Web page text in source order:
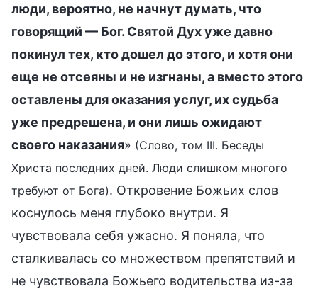
люди, вероятно, не начнут думать, что
говорящий — Бог. Святой Дух уже давно
покинул тех, кто дошел до этого, и хотя они
еще не отсеяны и не изгнаны, а вместо этого
оставлены для оказания услуг, их судьба
уже предрешена, и они лишь ожидают
своего наказания» (Слово, том III. Беседы
Христа последних дней. Люди слишком многого
требуют от Бога). Откровение Божьих слов
коснулось меня глубоко внутри. Я
чувствовала себя ужасно. Я поняла, что
сталкивалась со множеством препятствий и
не чувствовала Божьего водительства из-за